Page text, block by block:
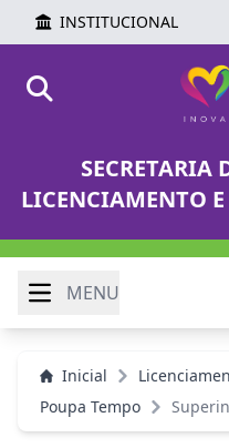
INSTITUCIONAL
SECRETARIA
LICENCIAMENTO
MENU
Inicial
Poupa Tempo